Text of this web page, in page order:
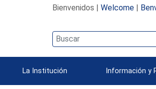
Bienvenidos | Welcome|
La Institución Información y